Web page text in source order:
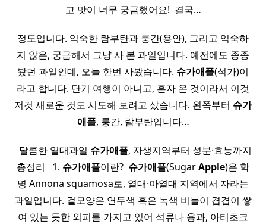
고 맛이 너무 궁금했어요! ​ 결국…
정도입니다. 익숙한 람부탄과 룽간(용안), 그리고 익숙하
지 않은, 궁금해서 그냥 사 본 과일입니다. 예전에도 종종
봤던 과일인데, 오늘 한번 사봤습니다. 슈가애플(석가)이
라고 합니다. 단기 여행이 아니고, 혼자 온 것이라서 이것
저것 새로운 것도 시도해 보려고 샀습니다. 왼쪽부터 슈가
애플, 룽간, 람부탄입니다…
​ ​ 달콤한 열대과일 슈가애플, 자생지역부터 성분·효능까지
총정리 ​ ​ 1. 슈가애플이란? ​ 슈가애플(SugarApple)은 학
명 Annona squamosa로, 열대·아열대 지역에서 자라는
과일입니다. 겉모양은 연두색 혹은 녹색 비늘이 겹겹이 쌓
여 있는 듯한 외피를 가지고 있어 석류나 용과, 아티초크